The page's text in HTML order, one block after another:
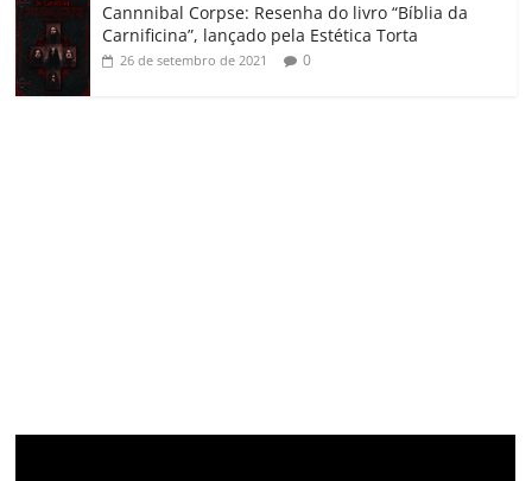
Cannnibal Corpse: Resenha do livro “Bíblia da
Carnificina”, lançado pela Estética Torta
26 de setembro de 2021 0